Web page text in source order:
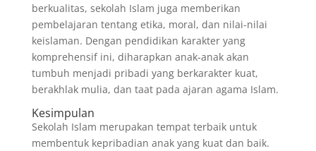
berkualitas, sekolah Islam juga memberikan
pembelajaran tentang etika, moral, dan nilai-nilai
keislaman. Dengan pendidikan karakter yang
komprehensif ini, diharapkan anak-anak akan
tumbuh menjadi pribadi yang berkarakter kuat,
berakhlak mulia, dan taat pada ajaran agama Islam.
Kesimpulan
Sekolah Islam merupakan tempat terbaik untuk
membentuk kepribadian anak yang kuat dan baik.